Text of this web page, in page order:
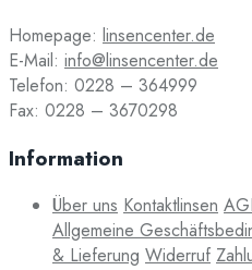
Homepage: linsencenter.de
E-Mail: info@linsencenter.de
Telefon: 0228 – 364999
Fax: 0228 – 3670298
Information
Über uns Kontaktlinsen
Allgemeine
& Lieferung Widerruf